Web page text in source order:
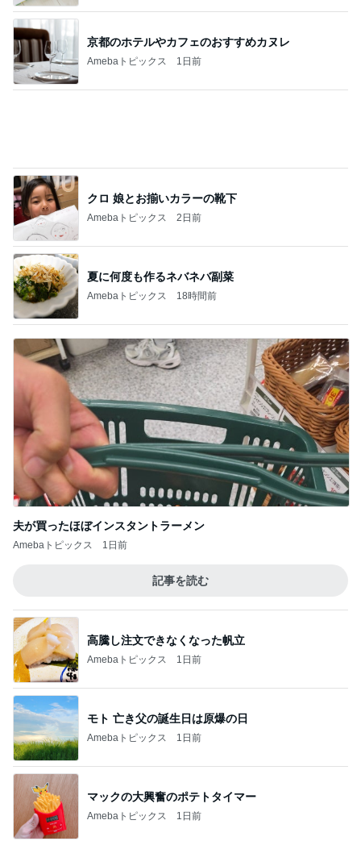
京都のホテルやカフェのおすすめカヌレ
Amebaトピックス 1日前
夏に何度も作るネバネバ副菜
Amebaトピックス 18時間前
夫が買ったほぼインスタントラーメン
Amebaトピックス 1日前
記事を読む
Amebaトピックス 1日前
モト 亡き父の誕生日は原爆の日
Amebaトピックス 1日前
マックの大興奮のポテトタイマー
Amebaトピックス 1日前
だいた 広い家がいらない理由
Amebaトピックス 17時間前